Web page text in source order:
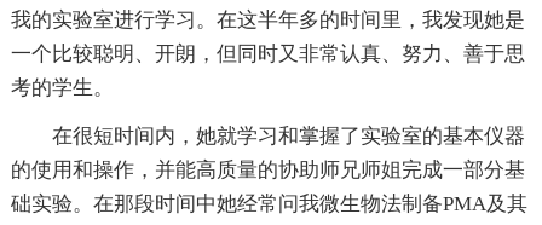
我的实验室进行学习。在这半年多的时间里，我发现她是
一个比较聪明、开朗，但同时又非常认真、努力、善于思
考的学生。
在很短时间内，她就学习和掌握了实验室的基本仪器
的使用和操作，并能高质量的协助师兄师姐完成一部分基
础实验。在那段时间中她经常问我微生物法制备PMA及其